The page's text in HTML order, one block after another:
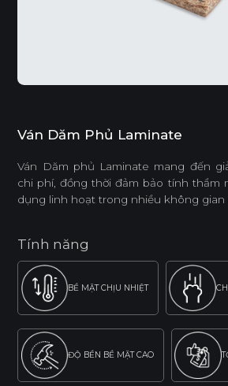
Ván Dăm Phủ Laminate
Ván Dăm phủ Laminate mang đến
chi phí, đồng thời đảm bảo tính thẩm
dụng linh hoạt trong nhiều không gian
Tính năng
BỀ MẶT CHỊU NHIỆT
ĐỘ BỀN BỀ MẶT CAO